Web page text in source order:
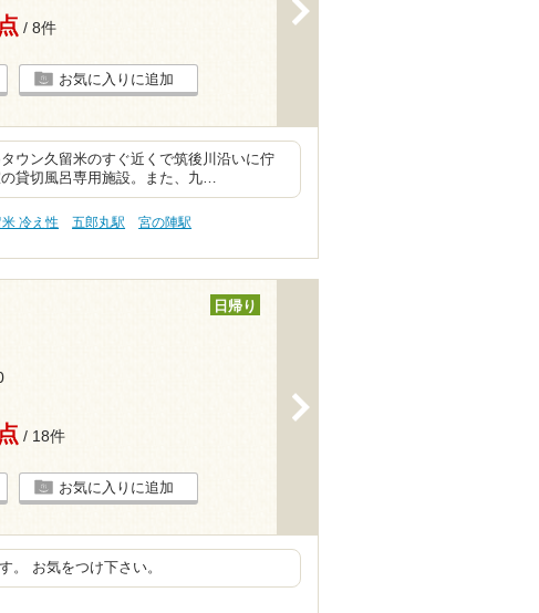
/ 8件
お気に入りに追加
ウン久留米のすぐ近くで筑後川沿いに佇
貸切風呂専用施設。また、九…
米 冷え性 五郎丸駅
宮の陣駅
日帰り
/ 18件
お気に入りに追加
。 お気をつけ下さい。